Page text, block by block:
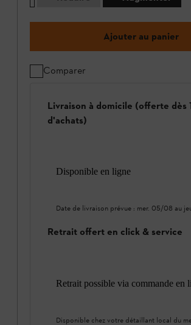
Ajouter au panier
Comparer
Livraison à domicile (offerte dès
d'achats)
Disponible en ligne
Date de livraison prévue : mer. 05/08 au
Retrait offert en click & service
Retrait possible via commande en
Disponible chez votre détaillant local du